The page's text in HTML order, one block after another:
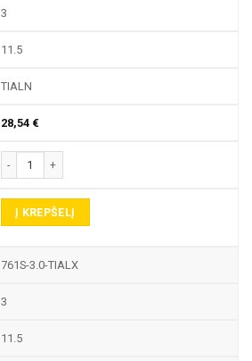
3
11.5
TIALN
28,54 €
produkto kiekis: 761S TEKINIMO PLOKŠTELĖ
Į KREPŠELĮ
761S-3.0-TIALX
3
11.5